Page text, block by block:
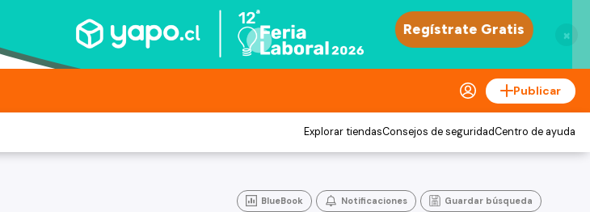
×
Publicar
Explorar tiendasConsejos de seguridadCentro de ayuda
BlueBook Notificaciones Guardar búsqueda